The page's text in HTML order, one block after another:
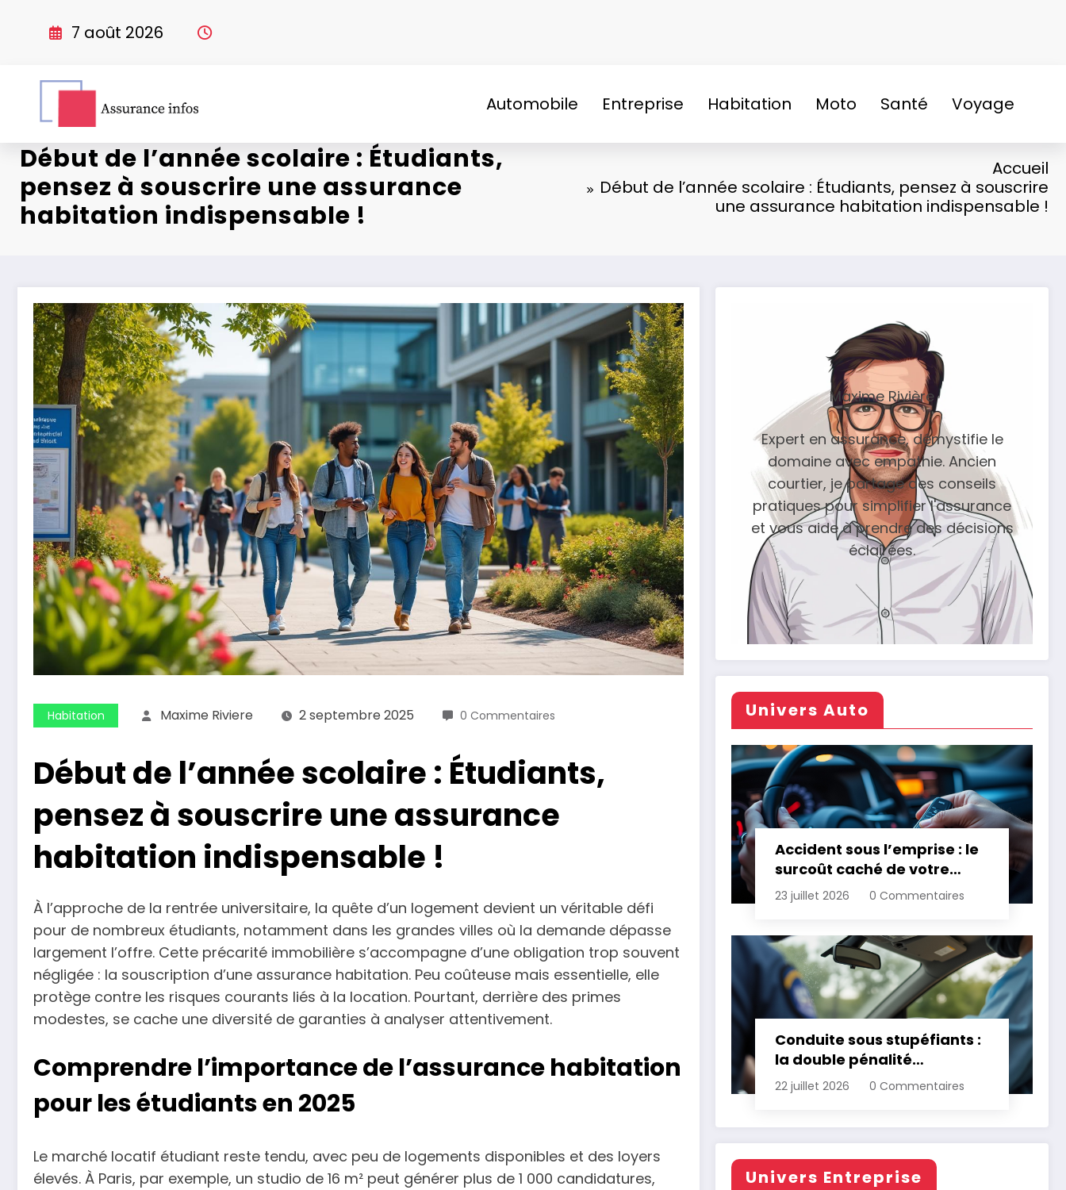
7 août 2026
Automobile Entreprise Habitation Moto Santé Voyage
Début de l’année scolaire : Étudiants,
pensez à souscrire une assurance
habitation indispensable !
Accueil
Début de l’année scolaire : Étudiants, pensez à souscrire
une assurance habitation indispensable !
Habitation Maxime Riviere 2 septembre 2025 0 Commentaires
Début de l’année scolaire : Étudiants,
pensez à souscrire une assurance
habitation indispensable !
À l’approche de la rentrée universitaire, la quête d’un logement devient un véritable défi
pour de nombreux étudiants, notamment dans les grandes villes où la demande dépasse
largement l’offre. Cette précarité immobilière s’accompagne d’une obligation trop souvent
négligée : la souscription d’une assurance habitation. Peu coûteuse mais essentielle, elle
protège contre les risques courants liés à la location. Pourtant, derrière des primes
modestes, se cache une diversité de garanties à analyser attentivement.
Comprendre l’importance de l’assurance habitation
pour les étudiants en 2025
Le marché locatif étudiant reste tendu, avec peu de logements disponibles et des loyers
élevés. À Paris, par exemple, un studio de 16 m² peut générer plus de 1 000 candidatures,
Maxime Rivière
Expert en assurance, démystifie le
domaine avec empathie. Ancien
courtier, je partage des conseils
pratiques pour simplifier l'assurance
et vous aide à prendre des décisions
éclairées.
Univers Auto
Accident sous l’emprise : le
surcoût caché de votre
assurance
23 juillet 2026 0 Commentaires
Conduite sous stupéfiants :
la double pénalité
d’assurance automobile
22 juillet 2026 0 Commentaires
Univers Entreprise